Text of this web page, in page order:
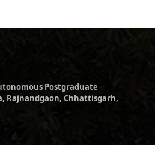
Postgraduate
Rajnandgaon, Chhattisgarh,